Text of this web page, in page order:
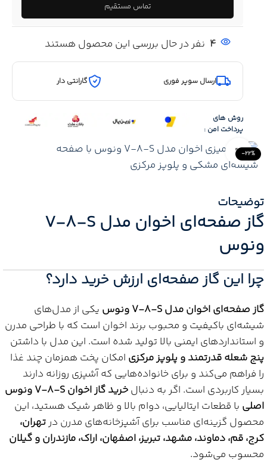
-22%
Click to enlarge
تماس مستقیم
4 نفر در حال بررسی این محصول هستند
ارسال سوپر فوری گارانتی دار
روش های
پرداخت امن :
توضیحات
گاز صفحه‌ای اخوان مدل V-8-S
ونوس
چرا این گاز صفحه‌ای ارزش خرید دارد؟
گاز صفحه‌ای اخوان مدل V-8-S ونوس
یکی از مدل‌های
شیشه‌ای باکیفیت و محبوب برند اخوان است که با طراحی مدرن
و استانداردهای ایمنی بالا تولید شده است. این مدل با داشتن
پنج شعله قدرتمند و پلوپز مرکزی امکان پخت همزمان چند غذا
را فراهم می‌کند و برای خانواده‌هایی که آشپزی روزانه دارند
بسیار کاربردی است. اگر به دنبال
خرید گاز اخوان V-8-S ونوس
اصلی با قطعات ایتالیایی، دوام بالا و ظاهر شیک هستید، این
محصول گزینه‌ای مناسب برای آشپزخانه‌های مدرن درتهران،
کرج، قم، دماوند، مشهد، تبریز، اصفهان، اراک، مازندران و گیلان
محسوب می‌شود.